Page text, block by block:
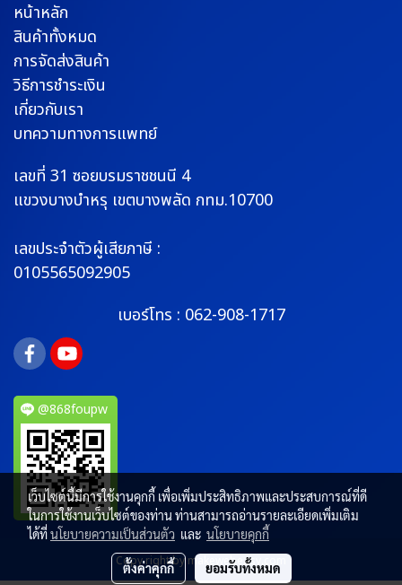
หน้าหลัก
สินค้าทั้งหมด
การจัดส่งสินค้า
วิธีการชำระเงิน
เกี่ยวกับเรา
บทความทางการแพทย์
เลขที่ 31 ซอยบรมราชชนนี 4
แขวงบางบำหรุ เขตบางพลัด กทม.10700
เลขประจำตัวผู้เสียภาษี :
0105565092905
เบอร์โทร : 062-908-1717
@868foupw
Copy right by makewebeasy.com
เว็บไซต์นี้มีการใช้งานคุกกี้ เพื่อเพิ่มประสิทธิภาพและประสบการณ์ที่ดี
ในการใช้งานเว็บไซต์ของท่าน ท่านสามารถอ่านรายละเอียดเพิ่มเติม
ได้ที่นโยบายความเป็นส่วนตัว และ นโยบายคุกกี้
ตั้งค่าคุกกี้ ยอมรับทั้งหมด